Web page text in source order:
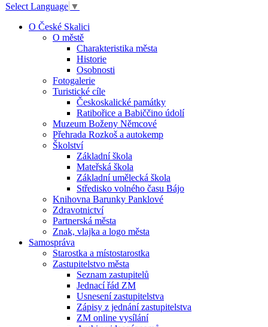
Select Language ▼
O České Skalici
O městě
Charakteristika města
Historie
Osobnosti
Fotogalerie
Turistické cíle
Českoskalické památky
Ratibořice a Babiččino údolí
Muzeum Boženy Němcové
Přehrada Rozkoš a autokemp
Školství
Základní škola
Mateřská škola
Základní umělecká škola
Středisko volného času Bájo
Knihovna Barunky Panklové
Zdravotnictví
Partnerská města
Znak, vlajka a logo města
Samospráva
Starostka a místostarostka
Zastupitelstvo města
Seznam zastupitelů
Jednací řád ZM
Usnesení zastupitelstva
Zápisy z jednání zastupitelstva
ZM online vysílání